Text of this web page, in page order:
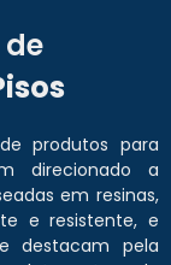
produtos para
direcionado a
em resinas,
e resistente, e
destacam pela